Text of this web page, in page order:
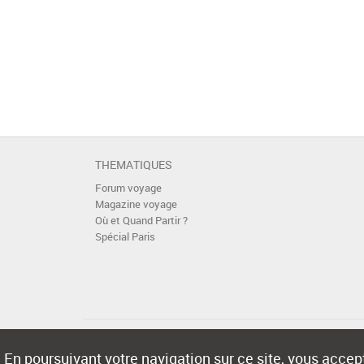
En poursuivant votre navigation sur ce site, vous
THEMATIQUES
Forum voyage
Magazine voyage
Où et Quand Partir ?
Spécial Paris